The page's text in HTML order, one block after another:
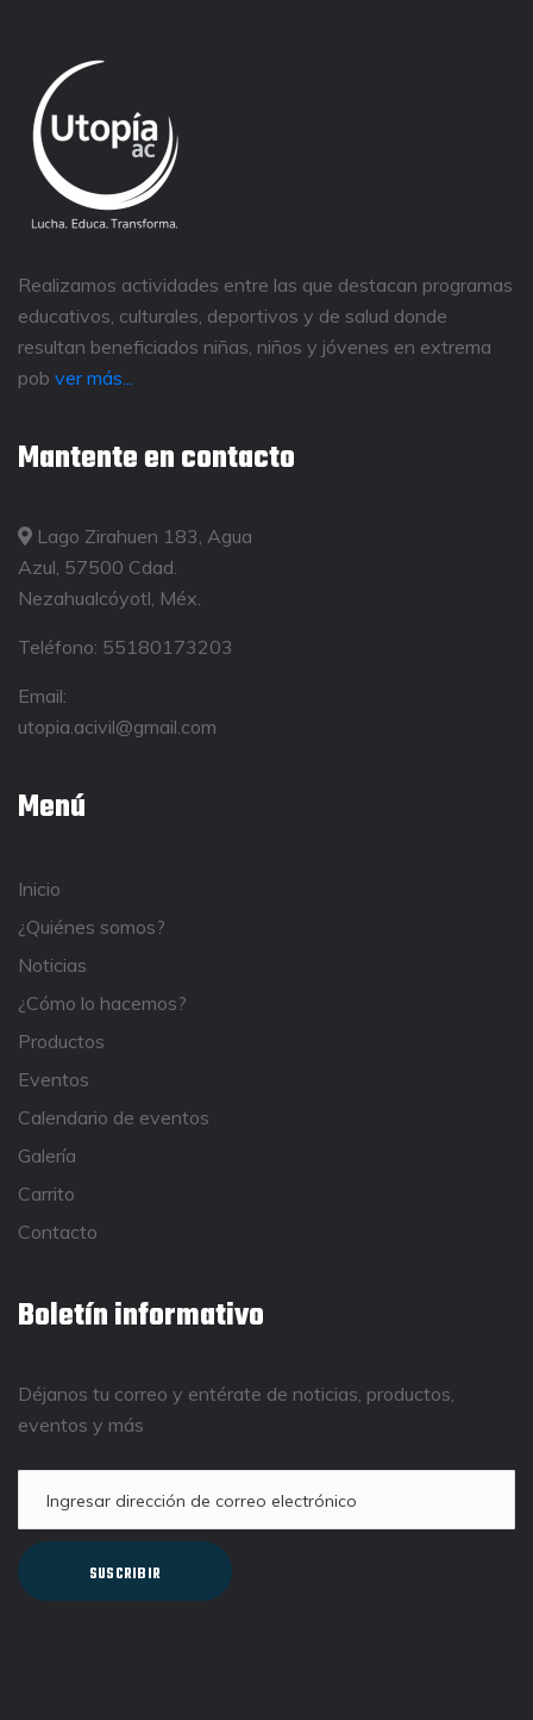
Realizamos actividades entre las que destacan programas
educativos, culturales, deportivos y de salud donde
resultan beneficiados niñas, niños y jóvenes en extrema
pob ver más...
Mantente en contacto
Lago Zirahuen 183, Agua
Azul, 57500 Cdad.
Nezahualcóyotl, Méx.
Teléfono: 55180173203
Email:
utopia.acivil@gmail.com
Menú
Inicio
¿Quiénes somos?
Noticias
¿Cómo lo hacemos?
Productos
Eventos
Calendario de eventos
Galería
Carrito
Contacto
Boletín informativo
Déjanos tu correo y entérate de noticias, productos,
eventos y más
SUSCRIBIR